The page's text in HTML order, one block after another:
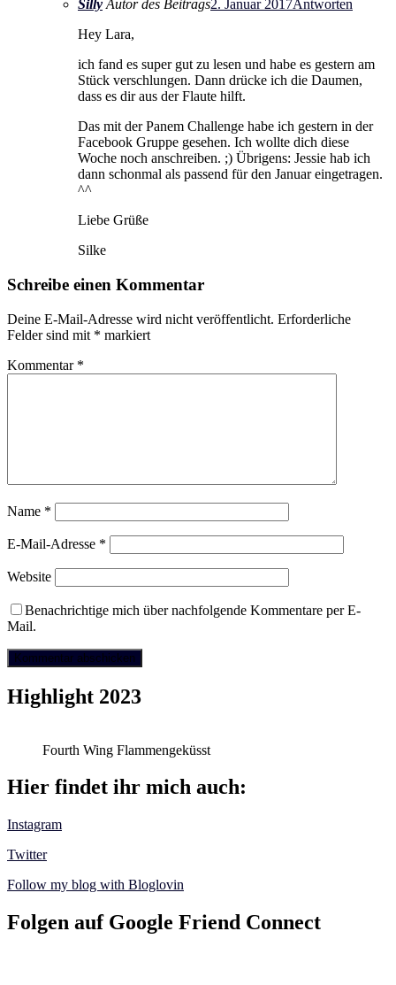
Silly Autor des Beitrags2. Januar 2017Antworten
Hey Lara,
ich fand es super gut zu lesen und habe es gestern am
Stück verschlungen. Dann drücke ich die Daumen,
dass es dir aus der Flaute hilft.
Das mit der Panem Challenge habe ich gestern in der
Facebook Gruppe gesehen. Ich wollte dich diese
Woche noch anschreiben. ;) Übrigens: Jessie hab ich
dann schonmal als passend für den Januar eingetragen.
^^
Liebe Grüße
Silke
Schreibe einen Kommentar
Deine E-Mail-Adresse wird nicht veröffentlicht. Erforderliche
Felder sind mit * markiert
Kommentar *
Name *
E-Mail-Adresse *
Website
Benachrichtige mich über nachfolgende Kommentare per E-
Mail.
Highlight 2023
Fourth Wing Flammengeküsst
Hier findet ihr mich auch:
Instagram
Twitter
Follow my blog with Bloglovin
Folgen auf Google Friend Connect